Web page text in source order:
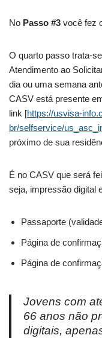
No Passo #3 você fez
O quarto passo trata-
Atendimento ao
dia ou uma semana
CASV está presente
link [https://usvisa-
br/selfservice/
próximo de sua
É no CASV que será
seja, impressão digital
Passaporte
Página de
Página de
Jovens com
66 anos não
digitais,